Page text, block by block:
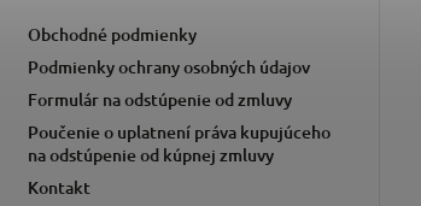
Obchodné podmienky
Podmienky ochrany osobných údajov
Formulár na odstúpenie od zmluvy
Poučenie o uplatnení práva kupujúceho
na odstúpenie od kúpnej zmluvy
Kontakt